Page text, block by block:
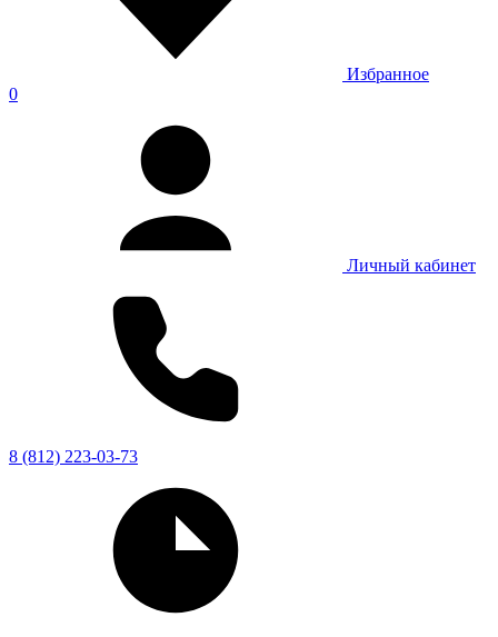
Избранное
0
Личный кабинет
8 (812) 223-03-73